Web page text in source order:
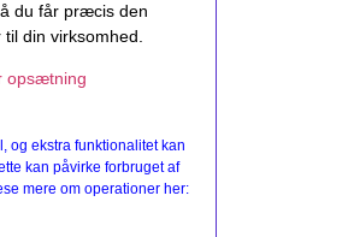
du får præcis den
din virksomhed.
opsætning
og ekstra funktionalitet kan
kan påvirke forbruget af
mere om operationer her: